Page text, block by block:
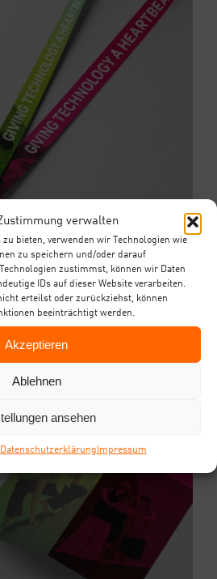
verwalten
bieten, verwenden wir Technologien wie
zu speichern und/oder darauf
zustimmst, können wir Daten
IDs auf dieser Website verarbeiten.
erteilst oder zurückziehst, können
beeinträchtigt werden.
Akzeptieren
Ablehnen
ansehen
Daten­schutz­er­klä­rung Impres­sum